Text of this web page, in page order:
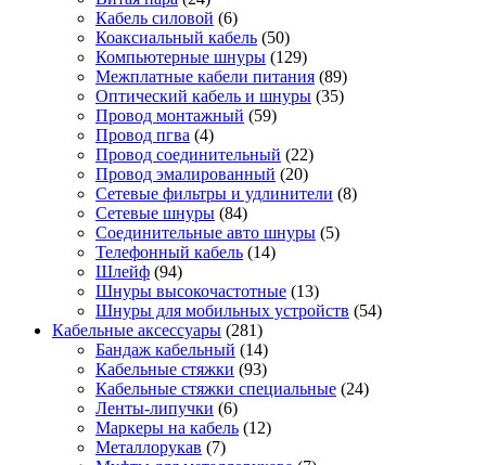
Кабель силовой (6)
Коаксиальный кабель (50)
Компьютерные шнуры (129)
Межплатные кабели питания (89)
Оптический кабель и шнуры (35)
Провод монтажный (59)
Провод пгва (4)
Провод соединительный (22)
Провод эмалированный (20)
Сетевые фильтры и удлинители (8)
Сетевые шнуры (84)
Соединительные авто шнуры (5)
Телефонный кабель (14)
Шлейф (94)
Шнуры высокочастотные (13)
Шнуры для мобильных устройств (54)
Кабельные аксессуары (281)
Бандаж кабельный (14)
Кабельные стяжки (93)
Кабельные стяжки специальные (24)
Ленты-липучки (6)
Маркеры на кабель (12)
Металлорукав (7)